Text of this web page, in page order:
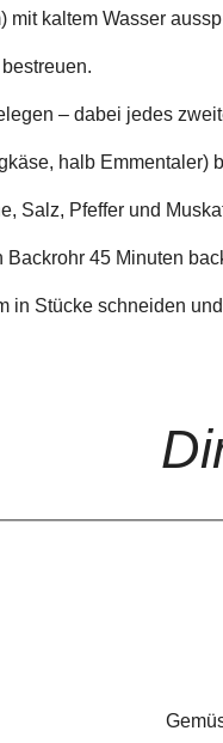
mit kaltem Wasser
– dabei jedes
halb Emmentaler)
Salz, Pfeffer und
Backrohr 45 Minuten
in Stücke schneiden